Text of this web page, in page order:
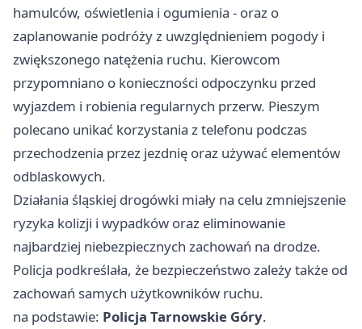
hamulców, oświetlenia i ogumienia - oraz o
zaplanowanie podróży z uwzględnieniem pogody i
zwiększonego natężenia ruchu. Kierowcom
przypomniano o konieczności odpoczynku przed
wyjazdem i robienia regularnych przerw. Pieszym
polecano unikać korzystania z telefonu podczas
przechodzenia przez jezdnię oraz używać elementów
odblaskowych.
Działania śląskiej drogówki miały na celu zmniejszenie
ryzyka kolizji i wypadków oraz eliminowanie
najbardziej niebezpiecznych zachowań na drodze.
Policja podkreślała, że bezpieczeństwo zależy także od
zachowań samych użytkowników ruchu.
na podstawie: Policja Tarnowskie Góry.